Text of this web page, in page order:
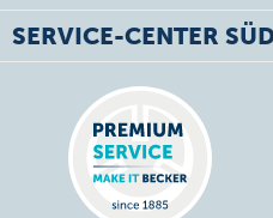
SERVICE-CENTER SÜD